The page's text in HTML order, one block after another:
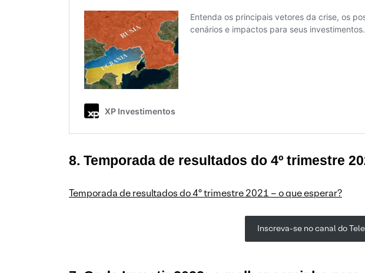
8. Temporada de resultados do 4º trimestre
Temporada de resultados do 4º trimestre 2021 – o que esperar?
Inscreva-se no canal do